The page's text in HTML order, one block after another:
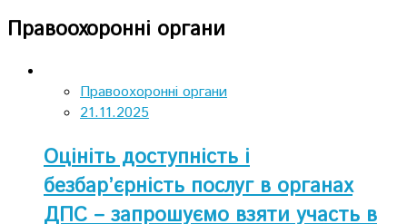
Правоохоронні органи
Правоохоронні органи
21.11.2025
Оцініть доступність і
безбар’єрність послуг в органах
ДПС – запрошуємо взяти участь в